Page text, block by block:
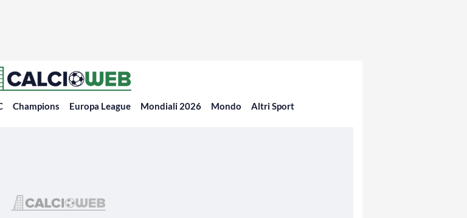
Champions Europa League Mondiali 2026 Mondo Altri Sport